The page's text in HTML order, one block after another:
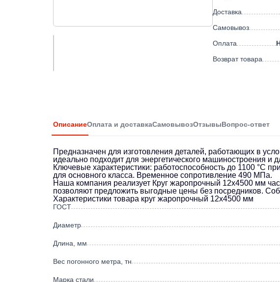
Доставка
Самовывоз
Оплата
Возврат товара
ОписаниеОплата и доставкаСамовывозОтзывыВопрос-ответ
Предназначен для изготовления деталей, работающих в
идеально подходит для энергетического машиностроения и
Ключевые характеристики: работоспособность до 1100 °C
для основного класса. Временное сопротивление 490 МПа.
Наша компания реализует Круг жаропрочный 12х4500 мм
позволяют предложить выгодные цены без посредников.
Характеристики товара круг жаропрочный 12х4500 мм
ГОСТ
Диаметр
Длина, мм
Вес погонного метра, тн
Марка стали